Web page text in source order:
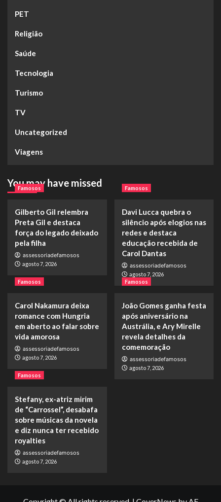
PET
Religião
Saúde
Tecnologia
Turismo
TV
Uncategorized
Viagens
You may have missed
Famosos
Gilberto Gil relembra
Preta Gil e destaca
força do legado deixado
pela filha
assessoriadefamosos
agosto 7, 2026
Famosos
Davi Lucca quebra o
silêncio após elogios nas
redes e destaca
educação recebida de
Carol Dantas
assessoriadefamosos
agosto 7, 2026
Famosos
Carol Nakamura deixa
romance com Hungria
em aberto ao falar sobre
vida amorosa
assessoriadefamosos
agosto 7, 2026
Famosos
João Gomes ganha festa
após aniversário na
Austrália, e Ary Mirelle
revela detalhes da
comemoração
assessoriadefamosos
agosto 7, 2026
Famosos
Stefany, ex-atriz mirim
de “Carrossel”, desabafa
sobre músicas da novela
e diz nunca ter recebido
royalties
assessoriadefamosos
agosto 7, 2026